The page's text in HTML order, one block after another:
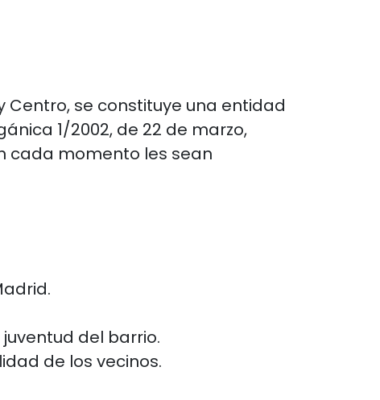
Centro, se constituye una entidad
1/2002, de 22 de marzo,
cada momento les sean
del barrio.
de los vecinos.